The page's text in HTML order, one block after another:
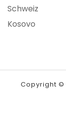
Schweiz
Kosovo
Copyright ©